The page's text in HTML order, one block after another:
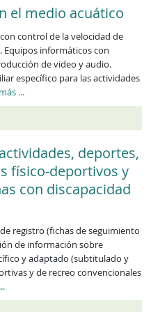
el medio acuático
control de la velocidad de
Equipos informáticos con
de video y audio.
específico para las actividades
...
deportes,
físico-deportivos y
con discapacidad
registro (fichas de seguimiento
de información sobre
y adaptado (subtitulado y
y de recreo convencionales
...